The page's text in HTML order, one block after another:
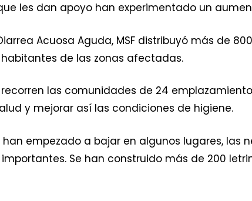
les dan apoyo han experimentado un
Acuosa Aguda, MSF distribuyó más de
de las zonas afectadas.
las comunidades de 24
y mejorar así las condiciones de higiene.
empezado a bajar en algunos lugares, las
Se han construido más de 200